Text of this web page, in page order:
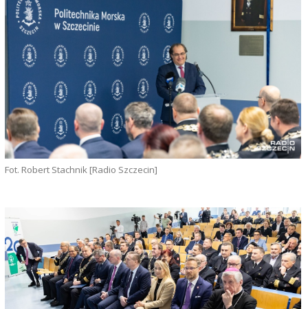
Fot. Robert Stachnik [Radio Szczecin]